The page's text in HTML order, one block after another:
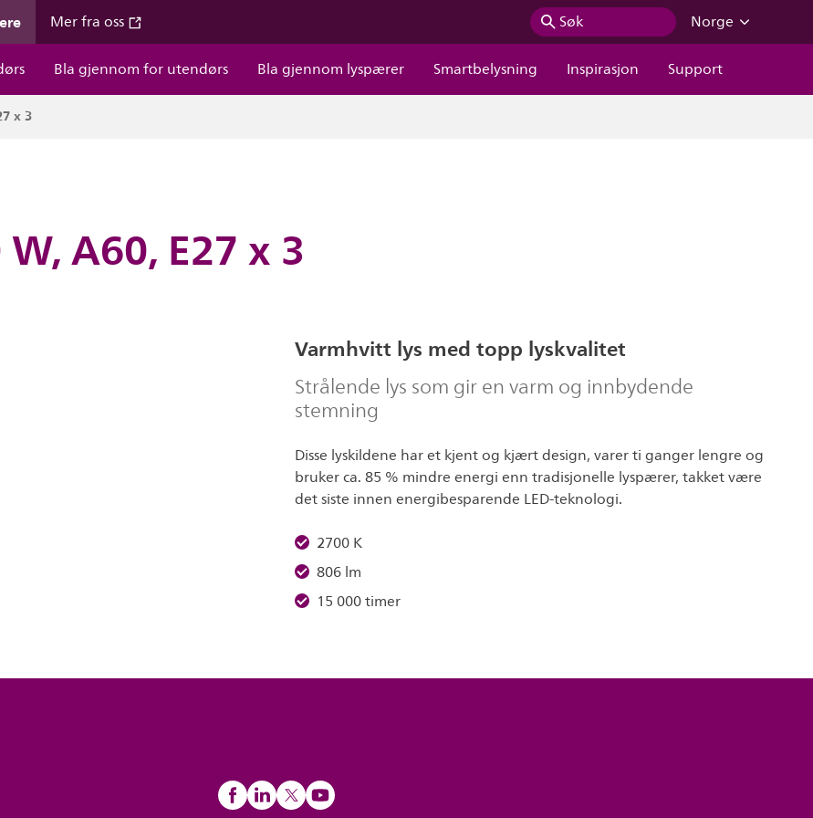
Mer fra oss Søk
Norge
Bla gjennom for utendørs Bla gjennom lyspærer Smartbelysning Inspirasjon Support
x 3
A60, E27 x 3
Varmhvitt lys med topp lyskvalitet
Strålende lys som gir en varm og innbydende
stemning
Disse lyskildene har et kjent og kjært design, varer ti ganger lengre og
bruker ca. 85 % mindre energi enn tradisjonelle lyspærer, takket være
det siste innen energibesparende LED-teknologi.
2700 K
806 lm
15 000 timer